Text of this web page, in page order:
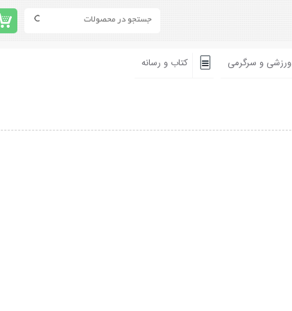
ورزشی و سرگرمی کتاب و رسانه